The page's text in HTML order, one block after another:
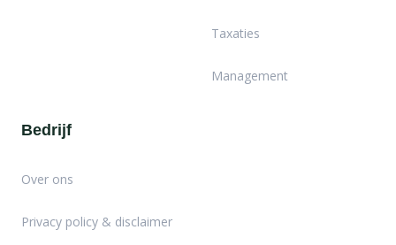
Taxaties
Management
Bedrijf
Over ons
Privacy policy & disclaimer